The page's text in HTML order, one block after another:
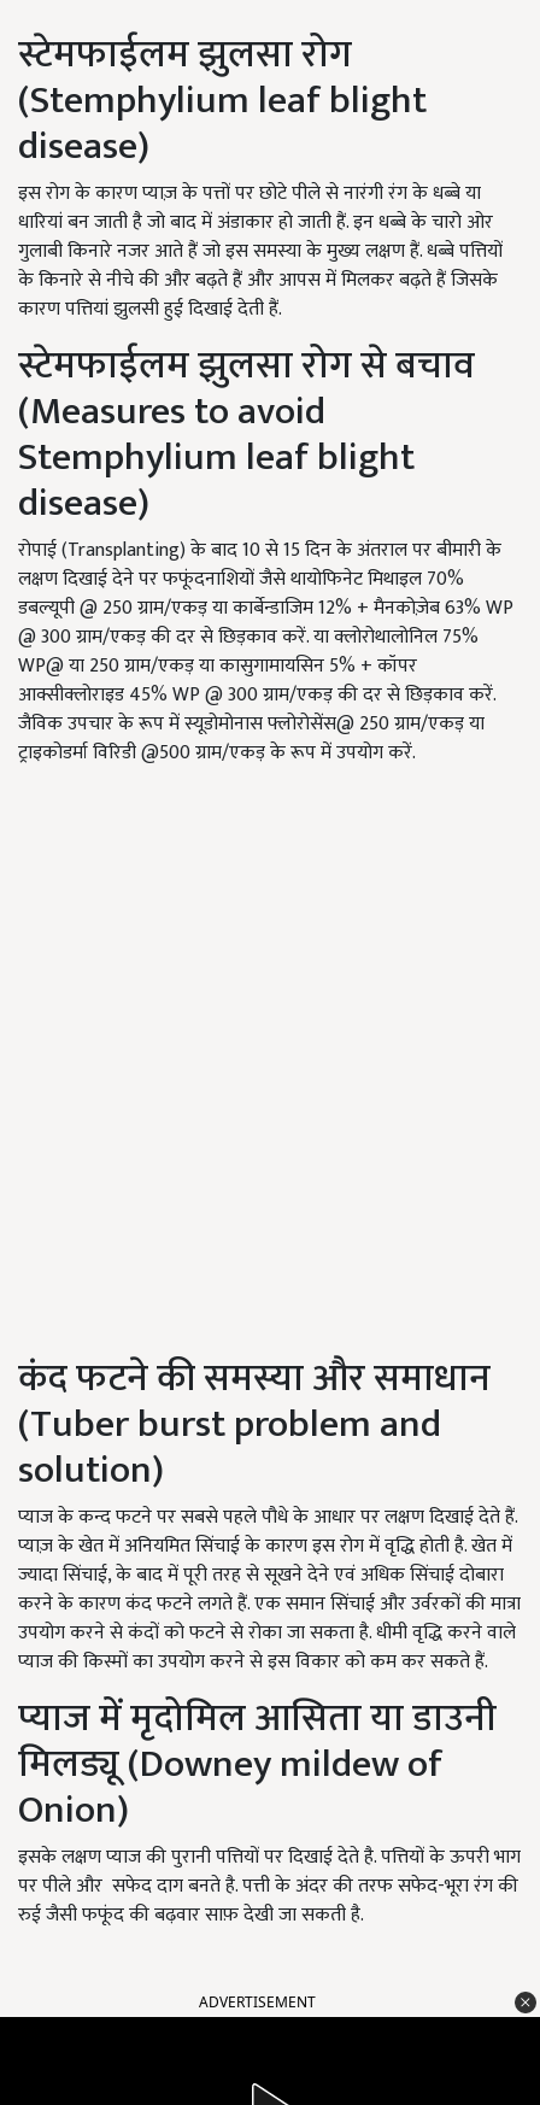
स्टेमफाईलम झुलसा रोग
(Stemphylium leaf blight
disease)
इस रोग के कारण प्याज़ के पत्तों पर छोटे पीले से नारंगी रंग के धब्बे या
धारियां बन जाती है जो बाद में अंडाकार हो जाती हैं. इन धब्बे के चारो ओर
गुलाबी किनारे नजर आते हैं जो इस समस्या के मुख्य लक्षण हैं. धब्बे पत्तियों
के किनारे से नीचे की और बढ़ते हैं और आपस में मिलकर बढ़ते हैं जिसके
कारण पत्तियां झुलसी हुई दिखाई देती हैं.
स्टेमफाईलम झुलसा रोग से बचाव
(Measures to avoid
Stemphylium leaf blight
disease)
रोपाई (Transplanting) के बाद 10 से 15 दिन के अंतराल पर बीमारी के
लक्षण दिखाई देने पर फफूंदनाशियों जैसे थायोफिनेट मिथाइल 70%
डबल्यूपी @ 250 ग्राम/एकड़ या कार्बेन्डाजिम 12% + मैनकोज़ेब 63% WP
@ 300 ग्राम/एकड़ की दर से छिड़काव करें. या क्लोरोथालोनिल 75%
WP@ या 250 ग्राम/एकड़ या कासुगामायसिन 5% + कॉपर
आक्सीक्लोराइड 45% WP @ 300 ग्राम/एकड़ की दर से छिड़काव करें.
जैविक उपचार के रूप में स्यूडोमोनास फ्लोरोसेंस@ 250 ग्राम/एकड़ या
ट्राइकोडर्मा विरिडी @500 ग्राम/एकड़ के रूप में उपयोग करें.
कंद फटने की समस्या और समाधान
(Tuber burst problem and
solution)
प्याज के कन्द फटने पर सबसे पहले पौधे के आधार पर लक्षण दिखाई देते हैं.
प्याज़ के खेत में अनियमित सिंचाई के कारण इस रोग में वृद्धि होती है. खेत में
ज्यादा सिंचाई, के बाद में पूरी तरह से सूखने देने एवं अधिक सिंचाई दोबारा
करने के कारण कंद फटने लगते हैं. एक समान सिंचाई और उर्वरकों की मात्रा
उपयोग करने से कंदों को फटने से रोका जा सकता है. धीमी वृद्धि करने वाले
प्याज की किस्मों का उपयोग करने से इस विकार को कम कर सकते हैं.
प्याज में मृदोमिल आसिता या डाउनी
मिलड्यू (Downey mildew of
Onion)
इसके लक्षण प्याज की पुरानी पत्तियों पर दिखाई देते है. पत्तियों के ऊपरी भाग
पर पीले और सफेद दाग बनते है. पत्ती के अंदर की तरफ सफेद-भूरा रंग की
रुई जैसी फफूंद की बढ़वार साफ़ देखी जा सकती है.
ADVERTISEMENT